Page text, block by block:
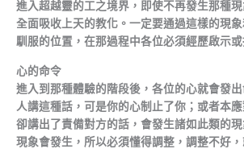
進入超越靈的工之境界，即使不再發生那種
全面吸收上天的教化。一定要通過這樣的現
馴服的位置，在那過程中各位必須經歷啟示或
心的命令
進入到那種體驗的階段後，各位的心就會發
人講這種話，可是你的心制止了你；或者本
卻講出了責備對方的話，會發生諸如此類的
現象會發生，所以必須懂得調整，調整不好